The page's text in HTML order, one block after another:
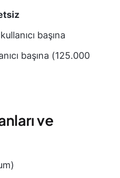
başına
başına (125.000
ve